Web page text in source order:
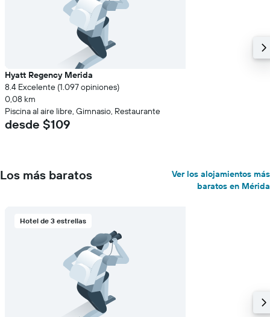
Hyatt Regency Merida
8.4 Excelente (1.097 opiniones)
0,08 km
Piscina al aire libre, Gimnasio, Restaurante
desde $109
Los más baratos
Ver los alojamientos más
baratos en Mérida
Hotel de 3 estrellas